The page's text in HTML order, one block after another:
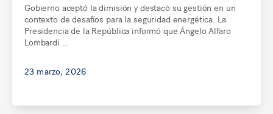
Gobierno aceptó la dimisión y destacó su gestión en un
contexto de desafíos para la seguridad energética. La
Presidencia de la República informó que Ángelo Alfaro
Lombardi ...
23 marzo, 2026